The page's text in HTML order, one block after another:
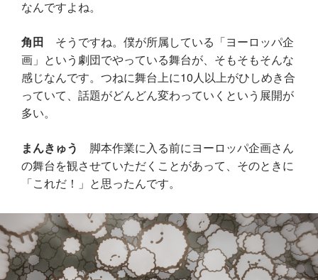
なんですよね。
角田 そうですね。僕が所属している「ヨーロッパ企
画」という劇団でやっている舞台が、そもそもそんな
感じなんです。つねに舞台上に10人以上がひしめき合
っていて、話題がどんどん変わっていくという展開が
多い。
まんきゅう
脚本作業に入る前にヨーロッパ企画さん
の舞台を観させていただくことがあって、そのときに
「これだ！」と思ったんです。